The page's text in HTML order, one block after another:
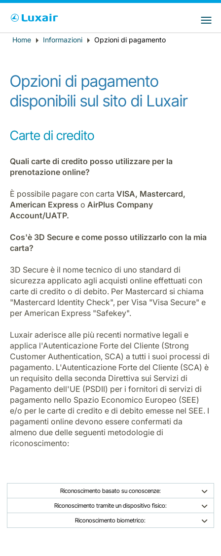
LuxairTours
Gruppo Luxair
Opportunità di lavoro con Luxair
Breadcrumb
Home Informazioni Opzioni di pagamento
Opzioni di pagamento
disponibili sul sito di Luxair
Carte di credito
Quali carte di credito posso utilizzare per la
prenotazione online?
È possibile pagare con carta VISA, Mastercard,
American Express o AirPlus Company
Account/UATP.
Cos'è 3D Secure e come posso utilizzarlo con la mia
carta?
3D Secure è il nome tecnico di uno standard di
sicurezza applicato agli acquisti online effettuati con
carte di credito o di debito. Per Mastercard si chiama
"Mastercard Identity Check", per Visa "Visa Secure" e
per American Express "Safekey".
Luxair aderisce alle più recenti normative legali e
applica l'Autenticazione Forte del Cliente (Strong
Customer Authentication, SCA) a tutti i suoi processi di
pagamento. L'Autenticazione Forte del Cliente (SCA) è
un requisito della seconda Direttiva sui Servizi di
Pagamento dell'UE (PSDII) per i fornitori di servizi di
pagamento nello Spazio Economico Europeo (SEE)
e/o per le carte di credito e di debito emesse nel SEE. I
pagamenti online devono essere confermati da
almeno due delle seguenti metodologie di
riconoscimento:
Riconoscimento basato su conoscenze:
Riconoscimento tramite un dispositivo fisico:
Riconoscimento biometrico: